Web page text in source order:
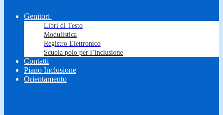
Genitori
Libri di Testo
Modulistica
Registro Elettronico
Scuola polo per l’inclusione
Contatti
Piano Inclusione
Orientamento